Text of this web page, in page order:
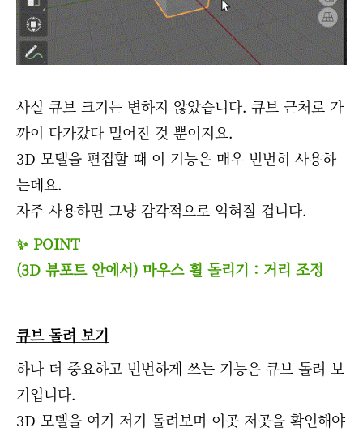
사실 큐브 크기는 변하지 않았습니다. 큐브 근처로 가
까이 다가갔다 멀어진 것 뿐이지요.
3D 모델을 편집할 때 이 기능은 매우 빈번히 사용하
는데요.
자주 사용하면 그냥 감각적으로 익혀질 겁니다.
✨ POINT
(3D 뷰포트 안에서) 마우스 휠 돌리기 : 거리 조정
큐브 돌려 보기
하나 더 중요하고 빈번하게 쓰는 기능은 큐브 돌려 보
기입니다.
3D 모델을 여기 저기 돌려보며 이곳 저곳을 확인해야